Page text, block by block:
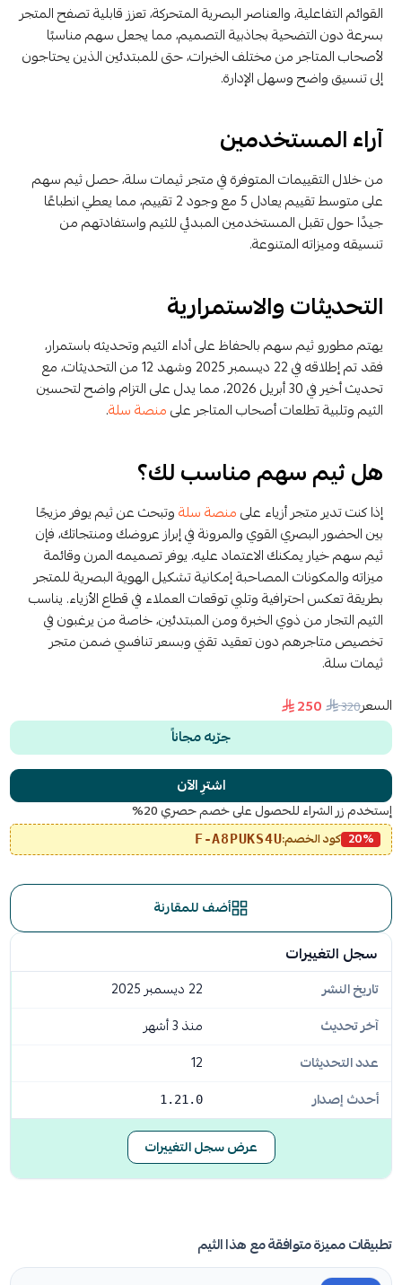
السعر320
250
جرّبه مجاناً
اشترِ الآن
إستخدم زر الشراء للحصول على خصم حصري 20%
20% كود الخصم:F-A8PUKS4U
أضف للمقارنة
سجل التغييرات
تاريخ النشر
22 ديسمبر 2025
آخر تحديث
منذ 3 أشهر
عدد التحديثات
12
أحدث إصدار
1.21.0
عرض سجل التغييرات
تطبيقات مميزة متوافقة مع هذا الثيم
القوائم التفاعلية، والعناصر البصرية المتحركة، تعزز قابلية تصفح المتجر
بسرعة دون التضحية بجاذبية التصميم، مما يجعل سهم مناسبًا
لأصحاب المتاجر من مختلف الخبرات، حتى للمبتدئين الذين يحتاجون
إلى تنسيق واضح وسهل الإدارة.
آراء المستخدمين
من خلال التقييمات المتوفرة في متجر ثيمات سلة، حصل ثيم سهم
على متوسط تقييم يعادل 5 مع وجود 2 تقييم، مما يعطي انطباعًا
جيدًا حول تقبل المستخدمين المبدئي للثيم واستفادتهم من
تنسيقه وميزاته المتنوعة.
التحديثات والاستمرارية
يهتم مطورو ثيم سهم بالحفاظ على أداء الثيم وتحديثه باستمرار،
فقد تم إطلاقه في 22 ديسمبر 2025 وشهد 12 من التحديثات، مع
تحديث أخير في 30 أبريل 2026، مما يدل على التزام واضح لتحسين
الثيم وتلبية تطلعات أصحاب المتاجر علىمنصة سلة.
هل ثيم سهم مناسب لك؟
إذا كنت تدير متجر أزياء علىمنصة سلةوتبحث عن ثيم يوفر مزيجًا
بين الحضور البصري القوي والمرونة في إبراز عروضك ومنتجاتك، فإن
ثيم سهم خيار يمكنك الاعتماد عليه. يوفر تصميمه المرن وقائمة
ميزاته والمكونات المصاحبة إمكانية تشكيل الهوية البصرية للمتجر
بطريقة تعكس احترافية وتلبي توقعات العملاء في قطاع الأزياء. يناسب
الثيم التجار من ذوي الخبرة ومن المبتدئين، خاصة من يرغبون في
تخصيص متاجرهم دون تعقيد تقني وبسعر تنافسي ضمن متجر
ثيمات سلة.